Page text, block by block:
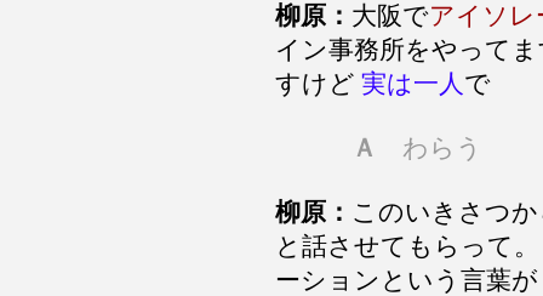
柳原： 大阪でアイソ
イン事務所をやって
すけど 実は一人で
Ａ わらう
柳原： このいきさつ
と話させてもらって
ーションという言葉が